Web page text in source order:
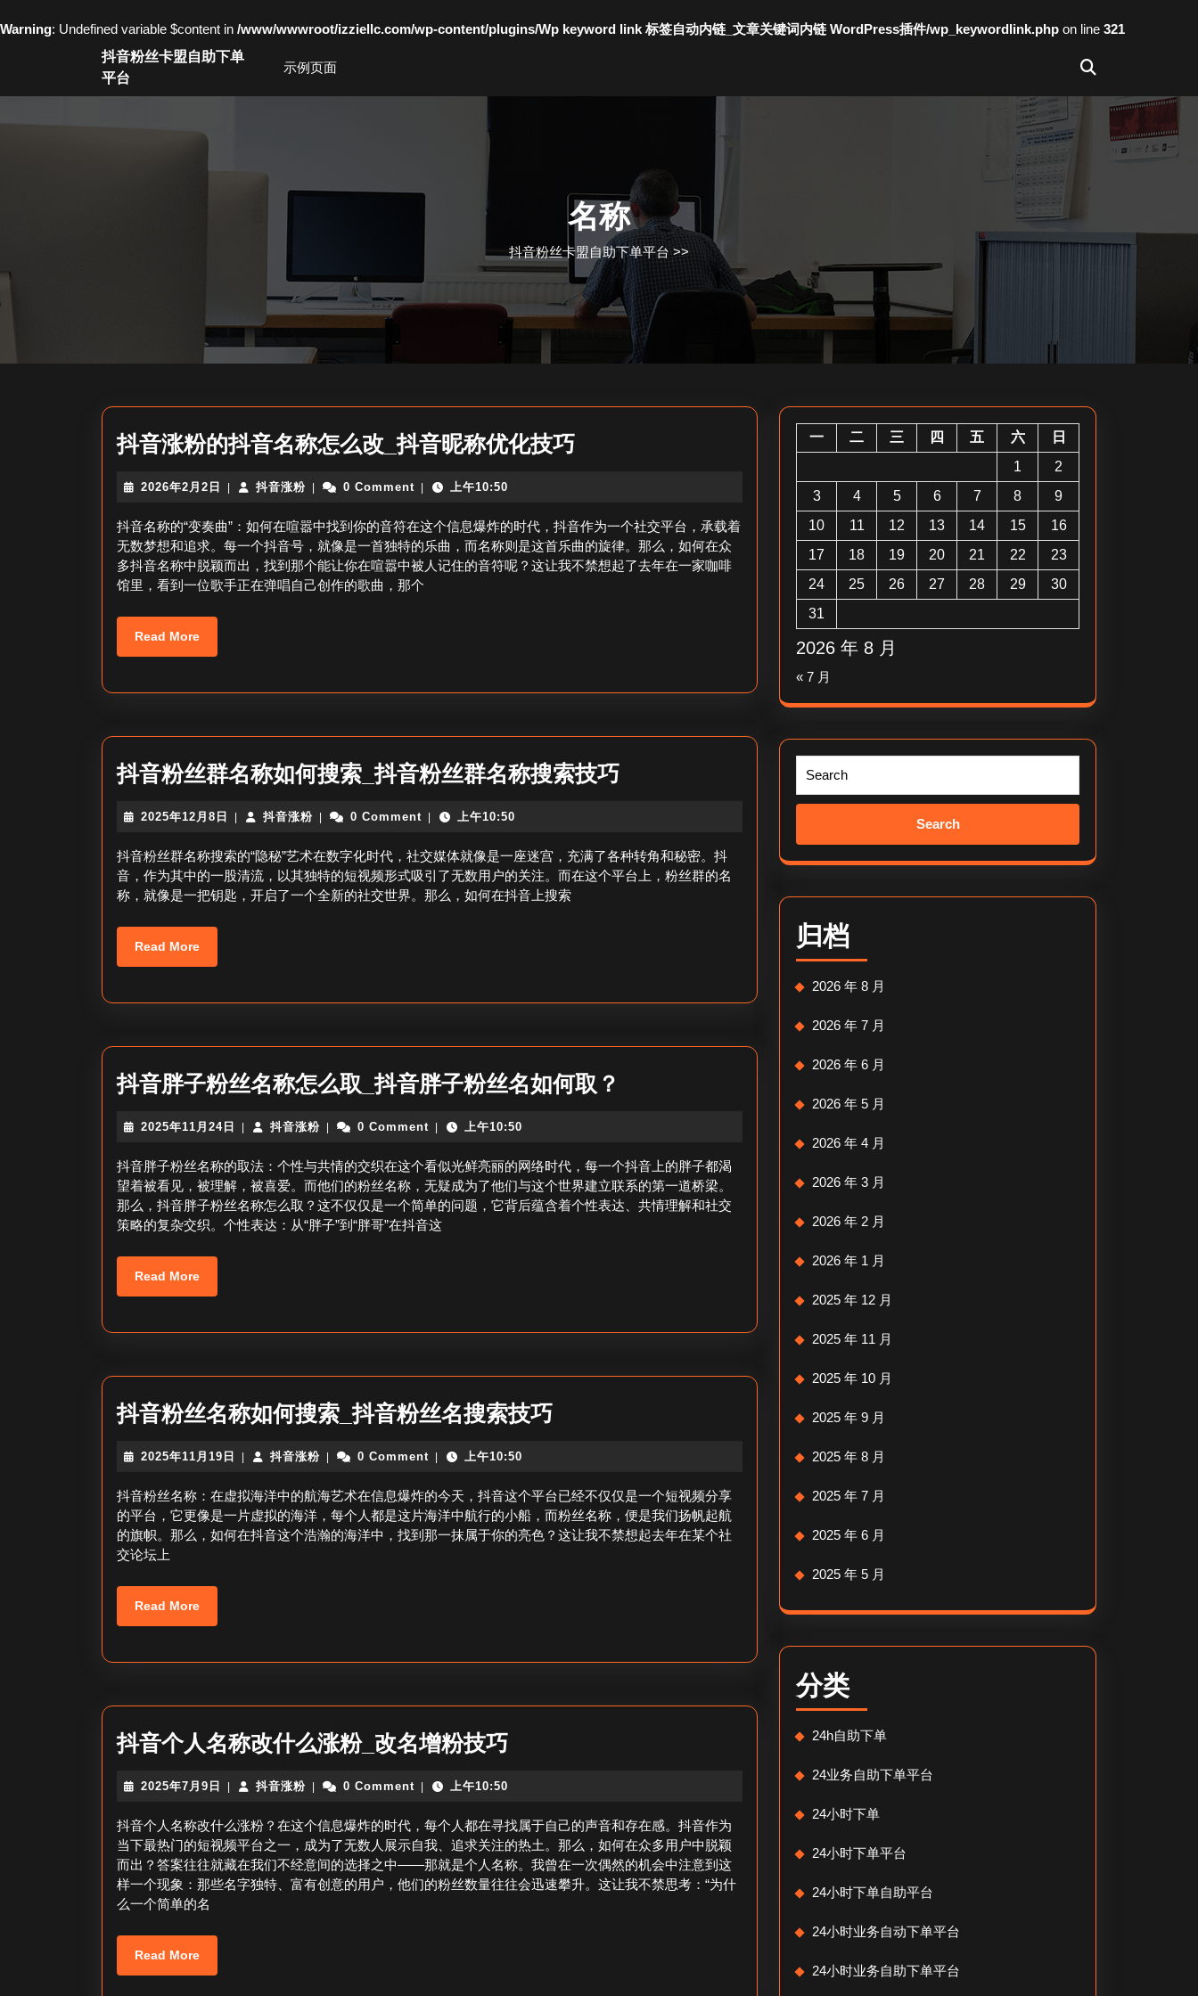
Warning: Undefined variable $content in /www/wwwroot/izziellc.com/wp-content/plugins/Wp keyword link 标签自动内链_文章关键词内链 WordPress插件/wp_keywordlink.php on line 321
抖音粉丝卡盟自助下单
平台
示例页面
名称
抖音粉丝卡盟自助下单平台>>
抖音涨粉的抖音名称怎么改_抖音昵称优化技巧抖
粉
的
抖
改
_
抖
昵
称
2026年2月2日
2026
2
月
2
日
抖音涨粉抖
涨
粉
0 Comment 上午10:50
抖音名称的“变奏曲”：如何在喧嚣中找到你的音符在这个信息爆炸的时代，抖音作为一个社交平台，承载着
无数梦想和追求。每一个抖音号，就像是一首独特的乐曲，而名称则是这首乐曲的旋律。那么，如何在众
多抖音名称中脱颖而出，找到那个能让你在喧嚣中被人记住的音符呢？这让我不禁想起了去年在一家咖啡
馆里，看到一位歌手正在弹唱自己创作的歌曲，那个
Read MoreRead
More
抖音粉丝群名称如何搜索_抖音粉丝群名称搜索技巧抖
丝
群
索
丝
群
技
2025年12月8日
2025
12
月
8
日
抖音涨粉抖
涨
粉
0 Comment 上午10:50
抖音粉丝群名称搜索的“隐秘”艺术在数字化时代，社交媒体就像是一座迷宫，充满了各种转角和秘密。抖
音，作为其中的一股清流，以其独特的短视频形式吸引了无数用户的关注。而在这个平台上，粉丝群的名
称，就像是一把钥匙，开启了一个全新的社交世界。那么，如何在抖音上搜索
Read MoreRead
More
抖音胖子粉丝名称怎么取_抖音胖子粉丝名如何取？
子
粉
丝
_
子
粉
丝
2025年11月24日
2025
11
月
24
日
抖音涨粉抖
涨
粉
0 Comment 上午10:50
抖音胖子粉丝名称的取法：个性与共情的交织在这个看似光鲜亮丽的网络时代，每一个抖音上的胖子都渴
望着被看见，被理解，被喜爱。而他们的粉丝名称，无疑成为了他们与这个世界建立联系的第一道桥梁。
那么，抖音胖子粉丝名称怎么取？这不仅仅是一个简单的问题，它背后蕴含着个性表达、共情理解和社交
策略的复杂交织。个性表达：从“胖子”到“胖哥”在抖音这
Read MoreRead
More
抖音粉丝名称如何搜索_抖音粉丝名搜索技巧抖
丝
名
称
抖
名
搜
索
技
2025年11月19日
2025
11
月
19
日
抖音涨粉抖
涨
粉
0 Comment 上午10:50
抖音粉丝名称：在虚拟海洋中的航海艺术在信息爆炸的今天，抖音这个平台已经不仅仅是一个短视频分享
的平台，它更像是一片虚拟的海洋，每个人都是这片海洋中航行的小船，而粉丝名称，便是我们扬帆起航
的旗帜。那么，如何在抖音这个浩瀚的海洋中，找到那一抹属于你的亮色？这让我不禁想起去年在某个社
交论坛上
Read MoreRead
More
抖音个人名称改什么涨粉_改名增粉技巧抖
人
名
称
2025年7月9日
2025
月
9
日
抖音涨粉抖
涨
粉
0 Comment 上午10:50
抖音个人名称改什么涨粉？在这个信息爆炸的时代，每个人都在寻找属于自己的声音和存在感。抖音作为
当下最热门的短视频平台之一，成为了无数人展示自我、追求关注的热土。那么，如何在众多用户中脱颖
而出？答案往往就藏在我们不经意间的选择之中——那就是个人名称。我曾在一次偶然的机会中注意到这
样一个现象：那些名字独特、富有创意的用户，他们的粉丝数量往往会迅速攀升。这让我不禁思考：“为什
么一个简单的名
Read MoreRead
More
2026 年 8 月
一 二 三 四 五 六
日
1
2
3
4 5 6 7 8
9
10
11 12 13 14 15
16
17
18 19 20 21 22
23
24
25 26 27 28 29
30
31
« 7 月
Search
归档
2026 年 8 月
2026 年 7 月
2026 年 6 月
2026 年 5 月
2026 年 4 月
2026 年 3 月
2026 年 2 月
2026 年 1 月
2025 年 12 月
2025 年 11 月
2025 年 10 月
2025 年 9 月
2025 年 8 月
2025 年 7 月
2025 年 6 月
2025 年 5 月
分类
24h自助下单
24业务自助下单平台
24小时下单
24小时下单平台
24小时下单自助平台
24小时业务自动下单平台
24小时业务自助下单平台